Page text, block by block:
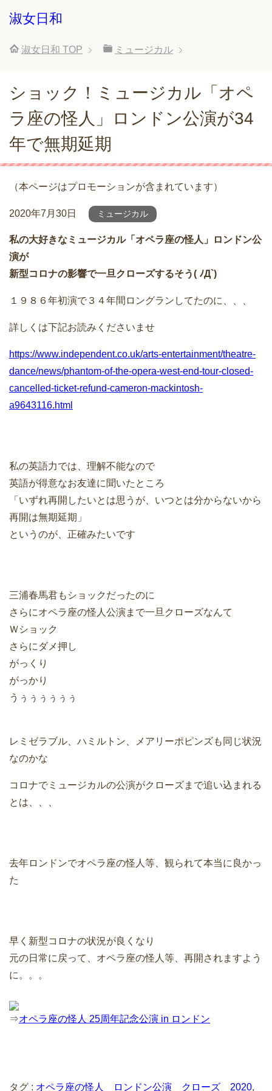
淑女日和
淑女日和 TOP ミュージカル
ショック！ミュージカル「オペ
ラ座の怪人」ロンドン公演が34
年で無期延期
（本ページはプロモーションが含まれています）
2020年7月30日 ミュージカル
私の大好きなミュージカル「オペラ座の怪人」ロンドン公
演が
新型コロナの影響で一旦クローズするそう( ﾉД`)
１９８６年初演で３４年間ロングランしてたのに、、、
詳しくは下記お読みくださいませ
https://www.independent.co.uk/arts-entertainment/theatre-
dance/news/phantom-of-the-opera-west-end-tour-closed-
cancelled-ticket-refund-cameron-mackintosh-
a9643116.html
私の英語力では、理解不能なので
英語が得意なお友達に聞いたところ
「いずれ再開したいとは思うが、いつとは分からないから
再開は無期延期」
というのが、正確みたいです
三浦春馬君もショックだったのに
さらにオペラ座の怪人公演まで一旦クローズなんて
Ｗショック
さらにダメ押し
がっくり
がっかり
うぅぅぅぅぅぅ
レミゼラブル、ハミルトン、メアリーポピンズも同じ状況
なのかな
コロナでミュージカルの公演がクローズまで追い込まれる
とは、、、
去年ロンドンでオペラ座の怪人等、観られて本当に良かっ
た
早く新型コロナの状況が良くなり
元の日常に戻って、オペラ座の怪人等、再開されますよう
に。。。
⇒オペラ座の怪人 25周年記念公演 in ロンドン
タグ : オペラ座の怪人 ロンドン公演 クローズ 2020,